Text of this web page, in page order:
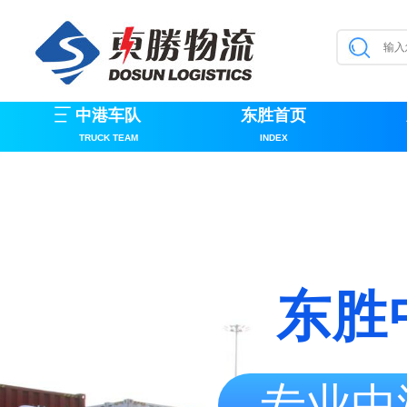
中港车队
TRUCK TEAM
东胜首页
INDEX
东胜